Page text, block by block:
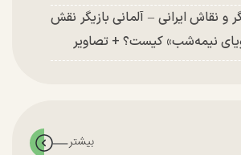
و نقاش ایرانی – آلمانی بازیگر نقش
نیمه‌شب» کیست؟ + تصاویر